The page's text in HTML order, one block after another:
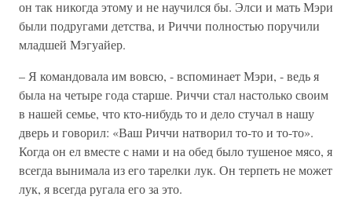
он так никогда этому и не научился бы. Элси и мать Мэри
были подругами детства, и Риччи полностью поручили
младшей Мэгуайер.
– Я командовала им вовсю, - вспоминает Мэри, - ведь я
была на четыре года старше. Риччи стал настолько своим
в нашей семье, что кто-нибудь то и дело стучал в нашу
дверь и говорил: «Ваш Риччи натворил то-то и то-то».
Когда он ел вместе с нами и на обед было тушеное мясо, я
всегда вынимала из его тарелки лук. Он терпеть не может
лук, я всегда ругала его за это.